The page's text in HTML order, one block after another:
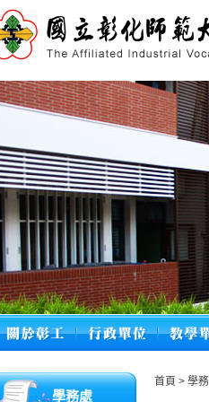
學務處
首頁 > 學